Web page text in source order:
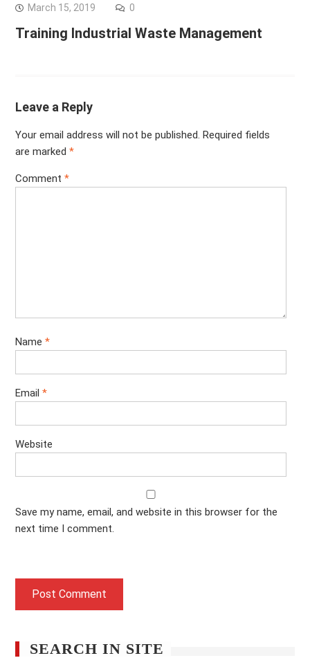
March 15, 2019 0
Training Industrial Waste Management
Leave a Reply
Your email address will not be published. Required fields
are marked *
Comment *
Name *
Email *
Website
Save my name, email, and website in this browser for the
next time I comment.
SEARCH IN SITE